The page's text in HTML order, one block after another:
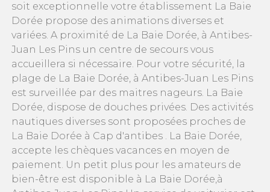
soit exceptionnelle votre établissement La Baie
Dorée propose des animations diverses et
variées. A proximité de La Baie Dorée, à Antibes-
Juan Les Pins un centre de secours vous
accueillera si nécessaire. Pour votre sécurité, la
plage de La Baie Dorée, à Antibes-Juan Les Pins
est surveillée par des maitres nageurs. La Baie
Dorée, dispose de douches privées. Des activités
nautiques diverses sont proposées proches de
La Baie Dorée à Cap d'antibes . La Baie Dorée,
accepte les chèques vacances en moyen de
paiement. Un petit plus pour les amateurs de
bien-être est disponible à La Baie Dorée,à